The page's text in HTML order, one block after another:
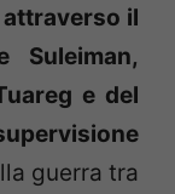
attraverso il
e del
guerra tra